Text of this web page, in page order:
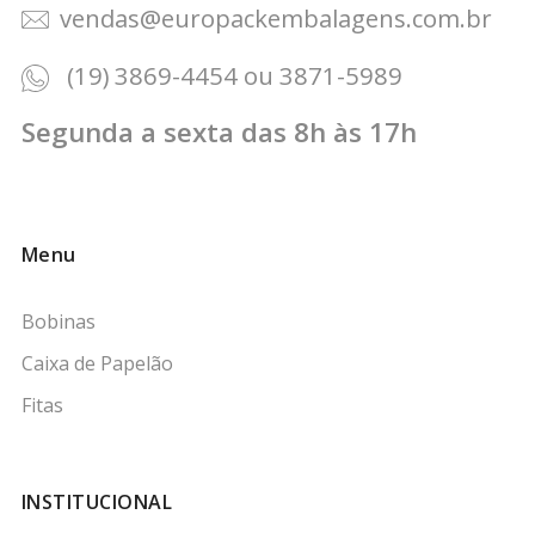
vendas@europackembalagens.com.br
(19) 3869-4454 ou 3871-5989
Segunda a sexta das 8h às 17h
Menu
Bobinas
Caixa de Papelão
Fitas
INSTITUCIONAL